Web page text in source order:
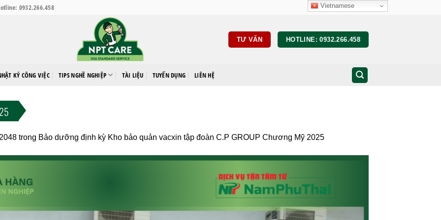
0932.266.458
TƯ VẤN HOTLINE: 0932.266.458
KÝ CÔNG VIỆC TIPS NGHỀ NGHIỆP TÀI LIỆU TUYỂN DỤNG LIÊN HỆ
trong Bảo dưỡng định kỳ Kho bảo quản vacxin tập đoàn C.P GROUP Chương Mỹ 2025
Vietnamese